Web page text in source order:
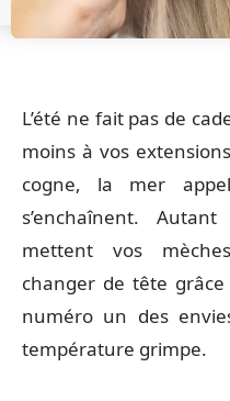
L’été ne fait pas de
moins à vos
cogne, la mer
s’enchaînent.
mettent vos
changer de tête grâce
numéro un des
température grimpe.